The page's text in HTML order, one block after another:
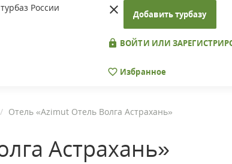
России
Добавить турбазу
ВОЙТИ ИЛИ
Избранное
Отель «Azimut Отель Волга Астрахань»
Астрахань»